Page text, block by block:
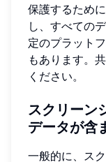
保護するため
し、すべての
定のプラット
もあります。
ください。
スクリーン
データが含
一般的に、ス